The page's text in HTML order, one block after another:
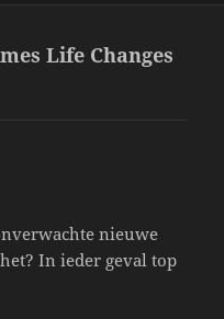
Life Changes
nieuwe
In ieder geval top